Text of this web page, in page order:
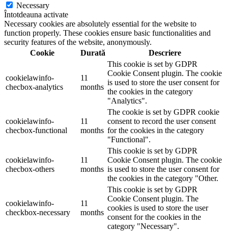
Necessary
Întotdeauna activate
Necessary cookies are absolutely essential for the website to
function properly. These cookies ensure basic functionalities and
security features of the website, anonymously.
Cookie
Durată Descriere
cookielawinfo-
checbox-analytics
11
months
This cookie is set by GDPR
Cookie Consent plugin. The cookie
is used to store the user consent for
the cookies in the category
"Analytics".
cookielawinfo-
checbox-functional
11
months
The cookie is set by GDPR cookie
consent to record the user consent
for the cookies in the category
"Functional".
cookielawinfo-
checbox-others
11
months
This cookie is set by GDPR
Cookie Consent plugin. The cookie
is used to store the user consent for
the cookies in the category "Other.
cookielawinfo-
checkbox-necessary
11
months
This cookie is set by GDPR
Cookie Consent plugin. The
cookies is used to store the user
consent for the cookies in the
category "Necessary".